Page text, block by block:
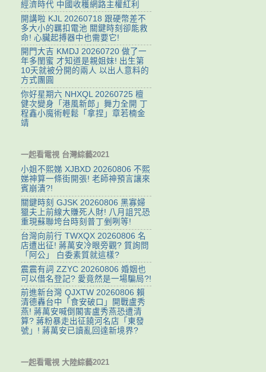
經濟時代 中國收穫網路主權紅利
開講啦 KJL 20260718 跟硬幣差不
多大小的羈扣電池 關鍵時刻卻能救
命! 心臟起搏器中也需要它!
開門大吉 KMDJ 20260720 做了一
年多閨蜜 才知道是親姐妹! 出生第
10天就被分開的兩人 以出人意料的
方式團圓
你好星期六 NHXQL 20260725 檀
健次變身「港風新郎」舞力全開 丁
程鑫小魔術輕鬆「拿捏」章若楠金
靖
一起看電視 台灣綜藝2021
小姐不熙娣 XJBXD 20260806 不熙
娣神算一條街開張! 老師神預言讓來
賓崩潰?!
關鍵時刻 GJSK 20260806 黑寡婦
獵夫上前線大賺死人財! 八月詛咒恐
重現蘇聯垮台時刻普丁剉咧等!
台灣向前行 TWXQX 20260806 名
店遭出征! 蔣萬安冷眼旁觀? 質詢問
「阿公」 白委素質就這樣?
震震有詞 ZZYC 20260806 婚姻也
可以借名登記? 愛竟然是一場騙局?!
前進新台灣 QJXTW 20260806 賴
清德轟台中「食安破口」開戰盧秀
燕! 蔣萬安喊倒閣害盧秀燕恐遭清
算? 蔣粉暴走出征饒河名店「東發
號」! 蔣萬安已讀亂回達新境界?
一起看電視 大陸綜藝2021